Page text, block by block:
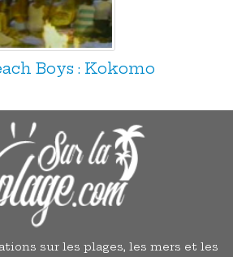
Boys : Kokomo
sur les plages, les mers et les